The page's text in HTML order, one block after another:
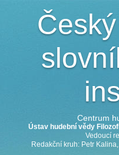
Centrum
Ústav hudební vědy
Vedoucí
Redakční kruh: Petr